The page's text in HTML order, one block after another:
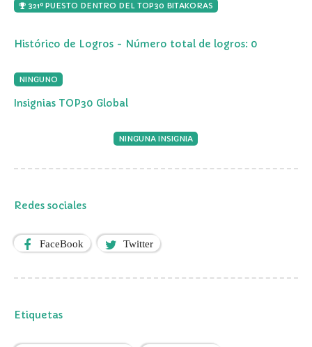
321º PUESTO DENTRO DEL TOP30 BITAKORAS
Histórico de Logros - Número total de logros: 0
NINGUNO
Insignias TOP30 Global
NINGUNA INSIGNIA
Redes sociales
FaceBook Twitter
Etiquetas